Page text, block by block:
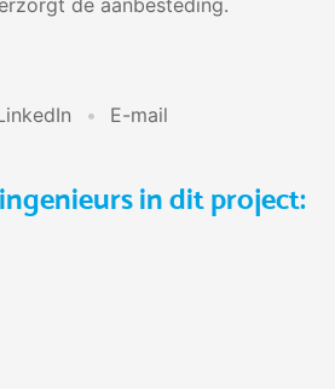
de aanbesteding.
E-mail
in dit project: